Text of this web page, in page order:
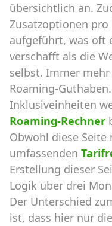
übersichtlich an.
Zusatzoptionen
aufgeführt, was oft
verschafft als die
selbst. Immer
Roaming-
Inklusiveinheiten
Roaming-Rechner
Obwohl diese
umfassenden
Erstellung dieser
Logik über drei
Der Unterschied
ist, dass hier nur